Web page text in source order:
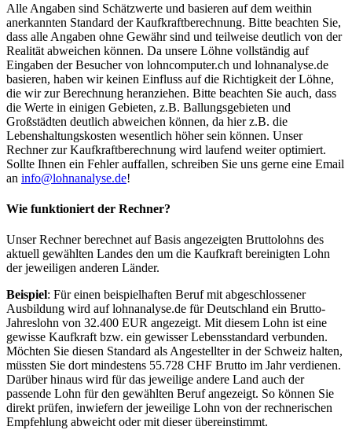
Alle Angaben sind Schätzwerte und basieren auf dem weithin
anerkannten Standard der Kaufkraftberechnung. Bitte beachten Sie,
dass alle Angaben ohne Gewähr sind und teilweise deutlich von der
Realität abweichen können. Da unsere Löhne vollständig auf
Eingaben der Besucher von lohncomputer.ch und lohnanalyse.de
basieren, haben wir keinen Einfluss auf die Richtigkeit der Löhne,
die wir zur Berechnung heranziehen. Bitte beachten Sie auch, dass
die Werte in einigen Gebieten, z.B. Ballungsgebieten und
Großstädten deutlich abweichen können, da hier z.B. die
Lebenshaltungskosten wesentlich höher sein können. Unser
Rechner zur Kaufkraftberechnung wird laufend weiter optimiert.
Sollte Ihnen ein Fehler auffallen, schreiben Sie uns gerne eine Email
an info@lohnanalyse.de!
Wie funktioniert der Rechner?
Unser Rechner berechnet auf Basis angezeigten Bruttolohns des
aktuell gewählten Landes den um die Kaufkraft bereinigten Lohn
der jeweiligen anderen Länder.
Beispiel: Für einen beispielhaften Beruf mit abgeschlossener
Ausbildung wird auf lohnanalyse.de für Deutschland ein Brutto-
Jahreslohn von 32.400 EUR angezeigt. Mit diesem Lohn ist eine
gewisse Kaufkraft bzw. ein gewisser Lebensstandard verbunden.
Möchten Sie diesen Standard als Angestellter in der Schweiz halten,
müssten Sie dort mindestens 55.728 CHF Brutto im Jahr verdienen.
Darüber hinaus wird für das jeweilige andere Land auch der
passende Lohn für den gewählten Beruf angezeigt. So können Sie
direkt prüfen, inwiefern der jeweilige Lohn von der rechnerischen
Empfehlung abweicht oder mit dieser übereinstimmt.